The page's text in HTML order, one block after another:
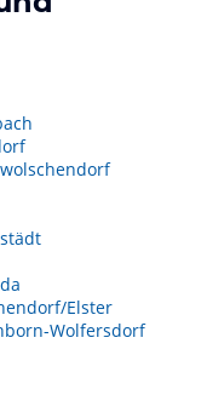
Elster
Wolfersdorf